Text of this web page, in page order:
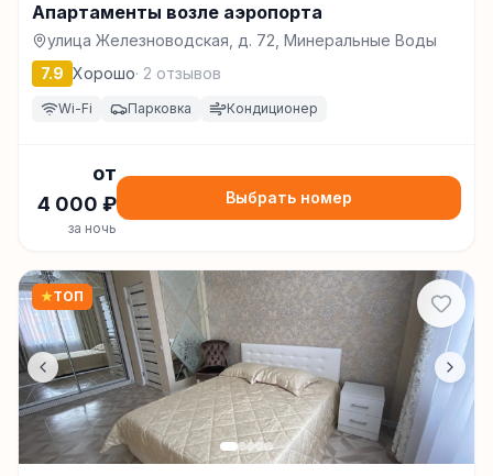
Апартаменты возле аэропорта
улица Железноводская, д. 72, Минеральные Воды
7.9 Хорошо· 2 отзывов
Wi-Fi Парковка Кондиционер
от
4 000 ₽
за ночь
Выбрать номер
★ТОП